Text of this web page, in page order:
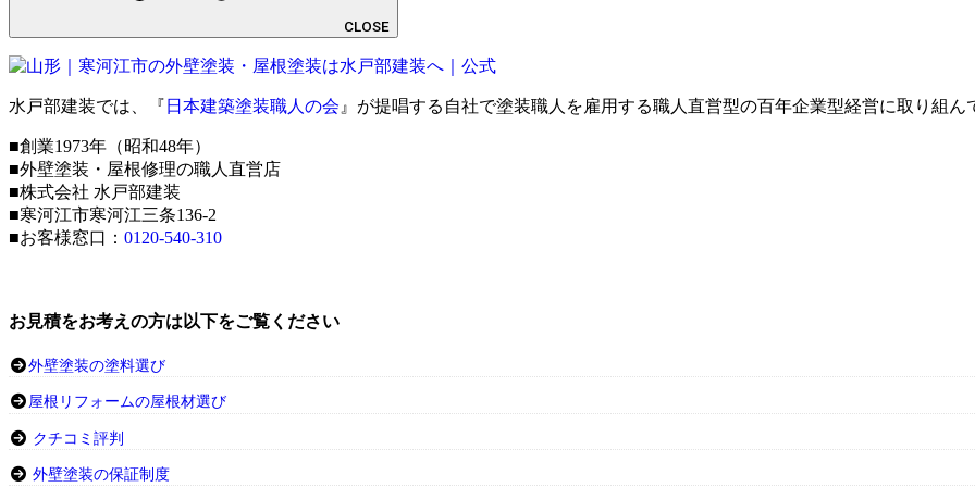
CLOSE
水戸部建装では、『 日本建築塗装職人の会 』が提唱する自社で塗装職人を雇用する職人直営型の百年企業型経営に取り組ん
■創業1973年（昭和48年）
■外壁塗装・屋根修理の職人直営店
■株式会社 水戸部建装
■寒河江市寒河江三条136-2
■お客様窓口： 0120-540-310
お見積をお考えの方は以下をご覧ください
外壁塗装の塗料選び
屋根リフォームの屋根材選び
クチコミ評判
外壁塗装の保証制度